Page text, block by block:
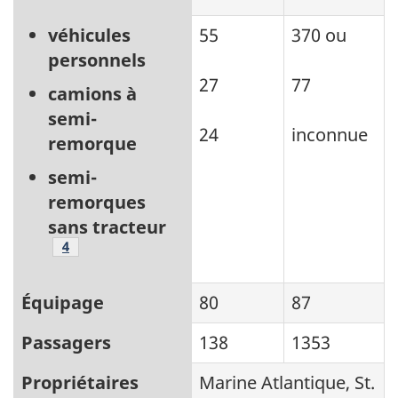
véhicules
personnels
camions à
semi-
remorque
semi-
remorques
sans tracteur
Note de bas de page
4
55
27
24
370 ou
77
inconnue
Équipage 80
87
Passagers
138
1353
Propriétaires
Marine Atlantique, St.